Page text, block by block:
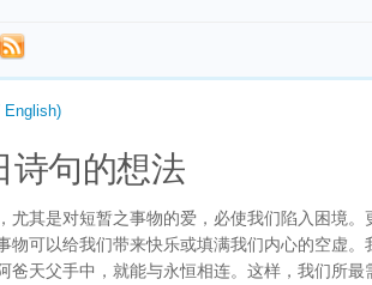
English)
诗句的想法
尤其是对短暂之事物的爱，必使我们陷入困境。
物可以给我们带来快乐或填满我们内心的空虚。
爸天父手中，就能与永恒相连。这样，我们所最